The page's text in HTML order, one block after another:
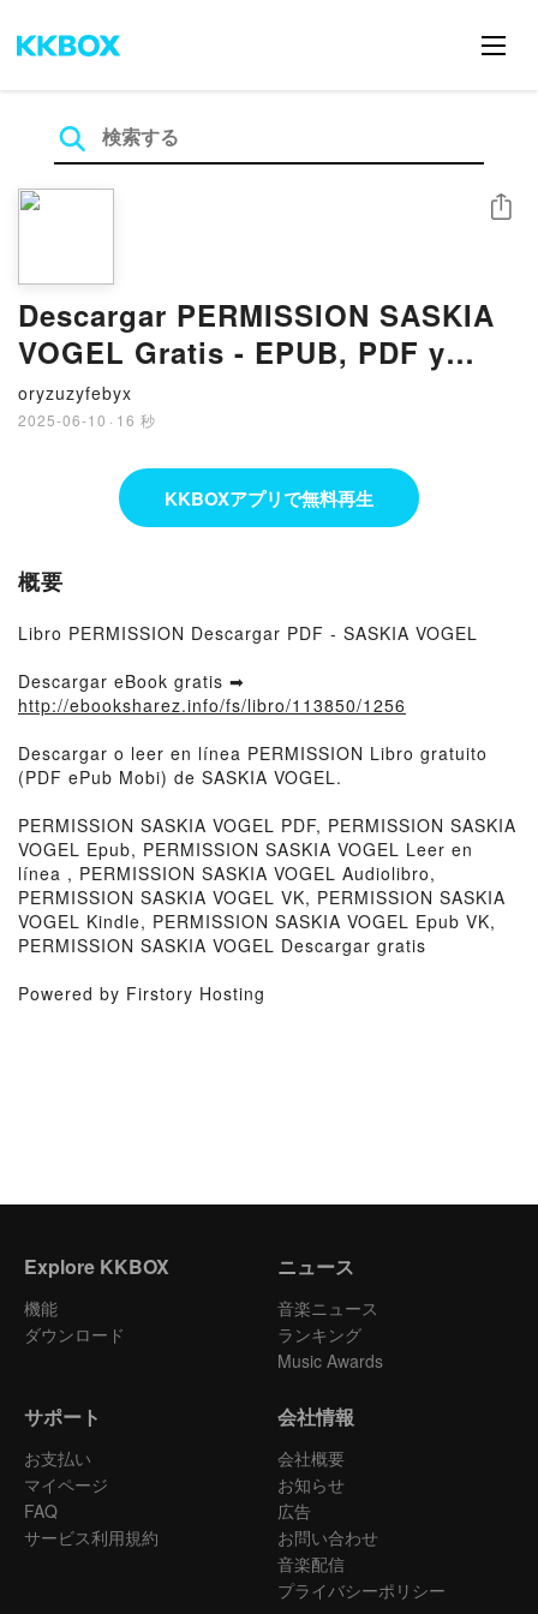
Descargar PERMISSION SASKIA
VOGEL Gratis - EPUB, PDF y
MOBI
oryzuzyfebyx
2025-06-10 · 16 秒
シェア
KKBOXアプリで無料再生
概要
Libro PERMISSION Descargar PDF - SASKIA VOGEL
Descargar eBook gratis ➡
http://ebooksharez.info/fs/libro/113850/1256
Descargar o leer en línea PERMISSION Libro gratuito
(PDF ePub Mobi) de SASKIA VOGEL.
PERMISSION SASKIA VOGEL PDF, PERMISSION SASKIA
VOGEL Epub, PERMISSION SASKIA VOGEL Leer en
línea , PERMISSION SASKIA VOGEL Audiolibro,
PERMISSION SASKIA VOGEL VK, PERMISSION SASKIA
VOGEL Kindle, PERMISSION SASKIA VOGEL Epub VK,
PERMISSION SASKIA VOGEL Descargar gratis
Powered by Firstory Hosting
Explore KKBOX
機能
ダウンロード
ニュース
音楽ニュース
ランキング
Music Awards
サポート
お支払い
マイページ
FAQ
サービス利用規約
会社情報
会社概要
お知らせ
広告
お問い合わせ
音楽配信
プライバシーポリシー